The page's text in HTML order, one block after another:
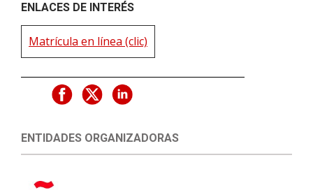
ENLACES DE INTERÉS
Matrícula en línea (clic)
ENTIDADES ORGANIZADORAS